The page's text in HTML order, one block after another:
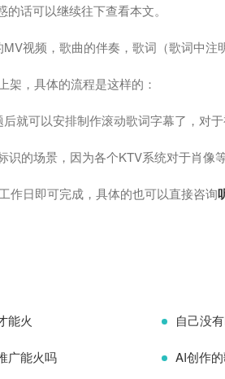
话可以继续往下查看本文。
视频，歌曲的伴奏，歌词（歌词中注
架，具体的流程是这样的：
就可以安排制作滚动歌词字幕了，对
的场景，因为各个KTV系统对于肖像
作日即可完成，具体的也可以直接咨询
能火 自己没
广能火吗 AI创作